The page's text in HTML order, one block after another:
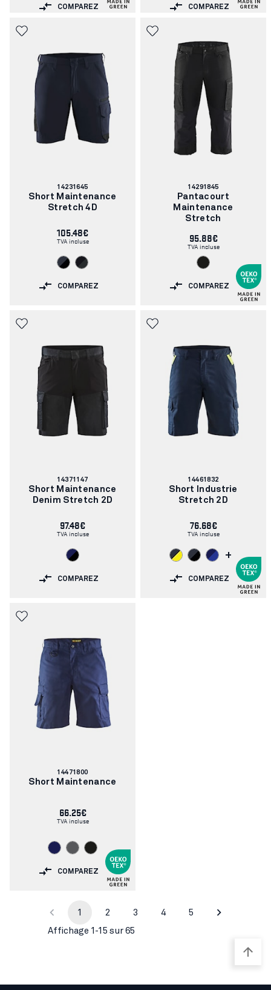
COMPAREZ COMPAREZ
Numéro
d'article:
14231645
Short Maintenance
Stretch 4D
105.48€
TVA incluse
COMPAREZ
Numéro
d'article:
14291845
Pantacourt
Maintenance
Stretch
95.88€
TVA incluse
COMPAREZ
Numéro
d'article:
14371147
Short Maintenance
Denim Stretch 2D
97.48€
TVA incluse
COMPAREZ
Numéro
d'article:
14461832
Short Industrie
Stretch 2D
76.68€
TVA incluse
+
COMPAREZ
Numéro
d'article:
14471800
Short Maintenance
66.25€
TVA incluse
COMPAREZ
1 2 3 4 5
Affichage 1-15 sur 65